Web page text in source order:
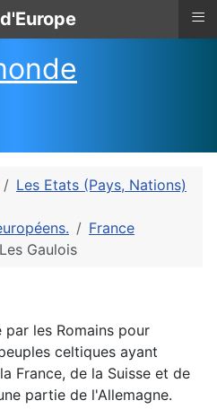
Les Etats (Pays, Nations)
France
Les Gaulois
les Romains pour
celtiques ayant
France, de la Suisse et de
partie de l'Allemagne.
≡